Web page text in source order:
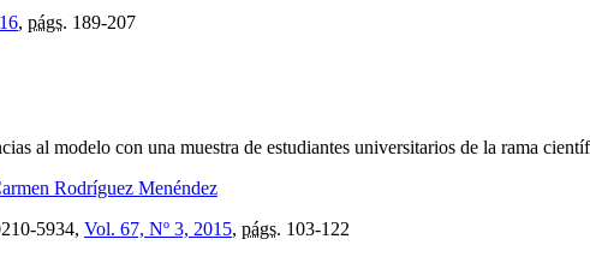
, págs. 189-207
al modelo con una muestra de estudiantes universitarios de la rama
Rodríguez Menéndez
5934, Vol. 67, Nº 3, 2015, págs. 103-122